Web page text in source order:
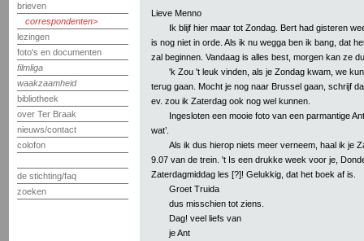
brieven
correspondenten
lezingen
foto's en documenten
filmliga
waakzaamheid
bibliotheek
over Ter Braak
nieuws/contact
colofon
de stichting/faq
zoeken
Lieve Menno
Ik blijf hier maar tot Zondag. Bert had gisteren
is nog niet in orde. Als ik nu wegga ben ik bang, dat
zal beginnen. Vandaag is alles best, morgen kan ze
'k Zou 't leuk vinden, als je Zondag kwam, we
terug gaan. Mocht je nog naar Brussel gaan, schrijf
ev. zou ik Zaterdag ook nog wel kunnen.
Ingesloten een mooie foto van een parmantige
wat’.
Als ik dus hierop niets meer verneem, haal ik je
9.07 van de trein. 't Is een drukke week voor je,
Zaterdagmiddag les [?]! Gelukkig, dat het boek af is.
Groet Truida
dus misschien tot ziens.
Dag! veel liefs van
je Ant